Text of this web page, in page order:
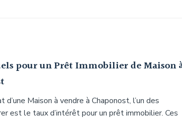
pour un Prêt Immobilier de Maison
d’une Maison à vendre à Chaponost, l’un des
est le taux d’intérêt pour un prêt immobilier. Ces